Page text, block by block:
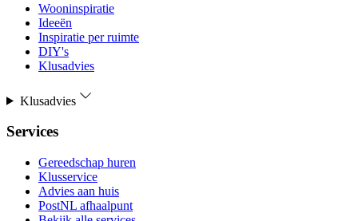
Wooninspiratie
Ideeën
Inspiratie per ruimte
DIY's
Klusadvies
Klusadvies
Services
Gereedschap huren
Klusservice
Advies aan huis
PostNL afhaalpunt